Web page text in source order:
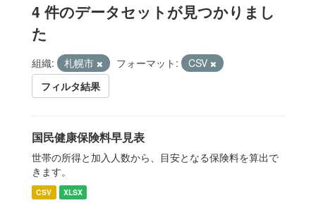
4 件のデータセットが見つかりまし
た
組織: 札幌市 フォーマット:
CSV
フィルタ結果
国民健康保険料早見表
世帯の所得と加入人数から、目安となる保険料を算出で
きます。
CSV XLSX